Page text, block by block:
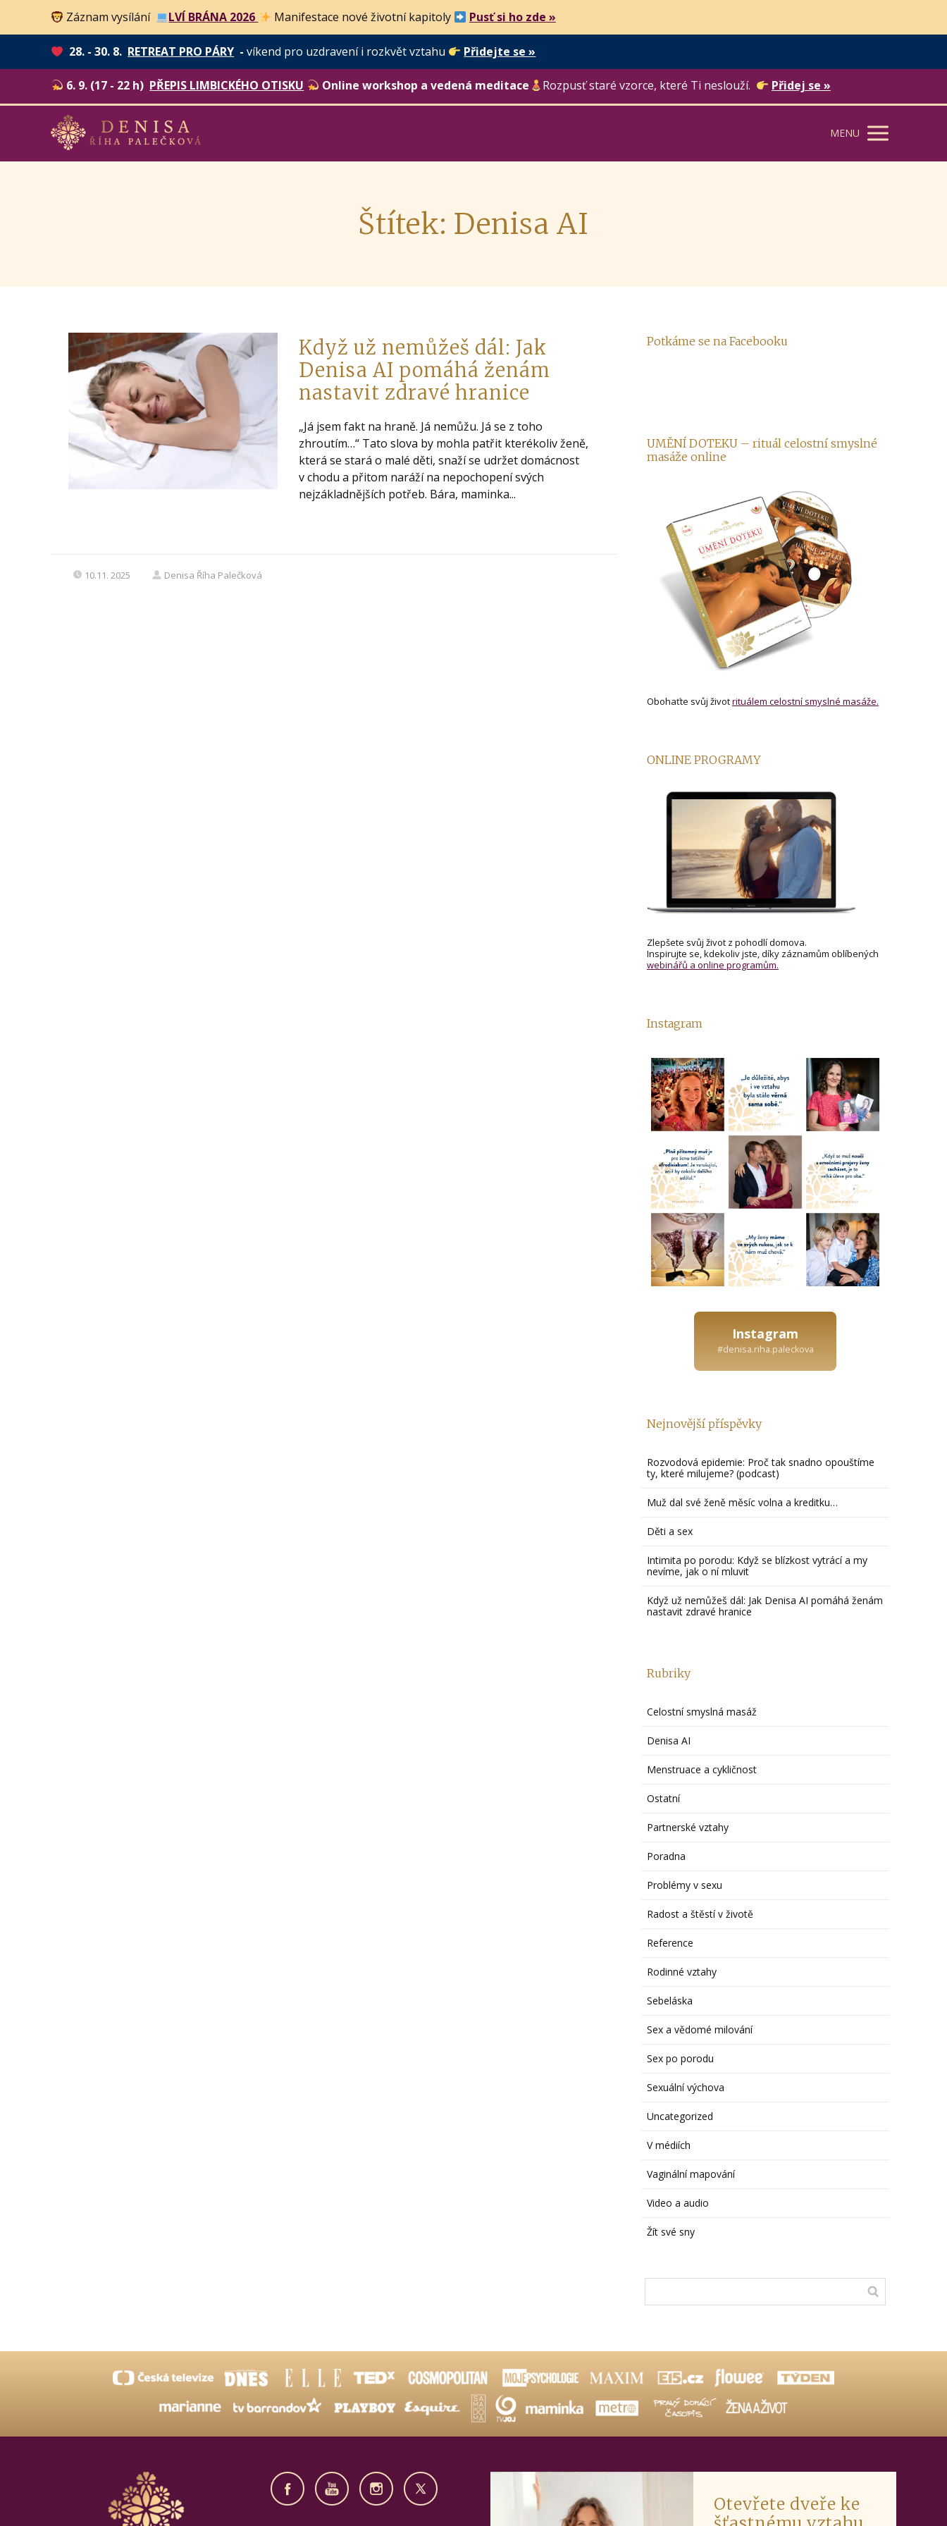
Záznam vysílání LVÍ BRÁNA 2026 Manifestace nové životní kapitoly Pusť si ho zde »
28. - 30. 8. RETREAT PRO PÁRY -víkend pro uzdravení i rozkvět vztahu Přidejte se »
6. 9. (17 - 22 h) PŘEPIS LIMBICKÉHO OTISKU Online workshop a vedená meditace Rozpusť staré vzorce, které Ti neslouží. Přidej se »
MENU
Štítek: Denisa AI
Když už nemůžeš dál: Jak
Denisa AI pomáhá ženám
nastavit zdravé hranice
„Já jsem fakt na hraně. Já nemůžu. Já se z toho
zhroutím…“ Tato slova by mohla patřit kterékoliv ženě,
která se stará o malé děti, snaží se udržet domácnost
v chodu a přitom naráží na nepochopení svých
nejzákladnějších potřeb. Bára, maminka...
10.11. 2025 Denisa Říha Palečková
Potkáme se na Facebooku
UMĚNÍ DOTEKU – rituál celostní smyslné
masáže online
Obohaťte svůj životrituálem celostní smyslné masáže.
ONLINE PROGRAMY
Zlepšete svůj život z pohodlí domova.
Inspirujte se, kdekoliv jste, díky záznamům oblíbených
webinářů a online programům.
Instagram
Instagram
#denisa.riha.paleckova
Nejnovější příspěvky
Rozvodová epidemie: Proč tak snadno opouštíme
ty, které milujeme? (podcast)
Muž dal své ženě měsíc volna a kreditku…
Děti a sex
Intimita po porodu: Když se blízkost vytrácí a my
nevíme, jak o ní mluvit
Když už nemůžeš dál: Jak Denisa AI pomáhá ženám
nastavit zdravé hranice
Rubriky
Celostní smyslná masáž
Denisa AI
Menstruace a cykličnost
Ostatní
Partnerské vztahy
Poradna
Problémy v sexu
Radost a štěstí v životě
Reference
Rodinné vztahy
Sebeláska
Sex a vědomé milování
Sex po porodu
Sexuální výchova
Uncategorized
V médiích
Vaginální mapování
Video a audio
Žít své sny
Otevřete dveře ke